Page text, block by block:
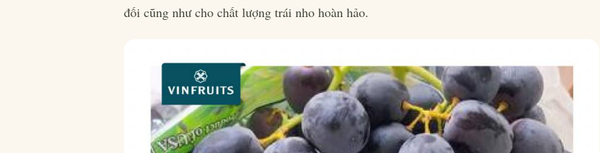
đối cũng như cho chất lượng trái nho hoàn hảo.